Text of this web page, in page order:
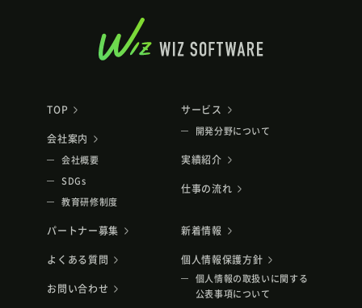
TOP
会社案内
会社概要
SDGs
教育研修制度
サービス
開発分野について
実績紹介
仕事の流れ
パートナー募集
よくある質問
お問い合わせ
新着情報
個人情報保護方針
個人情報の取扱いに関する
公表事項について